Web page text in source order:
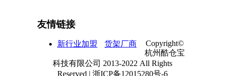
友情链接
新行业加盟 货架厂商
Copyright©
杭州酷仓宝
科技有限公司 2013-2022 All Rights
Reserved | 浙ICP备12015280号-6